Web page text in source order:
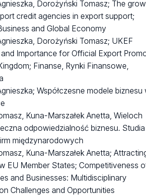
Dorożyński Tomasz; The
credit agencies in export support;
and Global Economy
Dorożyński Tomasz; UKEF
Importance for Official Export
Finanse, Rynki Finansowe,
Współczesne modele biznesu
Kuna-Marszałek Anetta, Wieloch
odpowiedzialność biznesu. Studia
międzynarodowych
Kuna-Marszałek Anetta;
EU Member States; Competitiveness
and Businesses: Multidisciplinary
Challenges and Opportunities